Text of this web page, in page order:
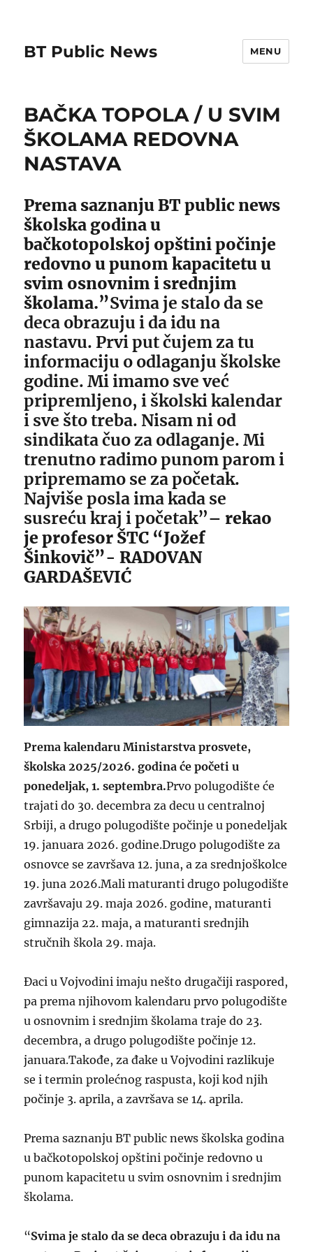
BT Public News MENU
BAČKA TOPOLA / U SVIM
ŠKOLAMA REDOVNA
NASTAVA
Prema saznanju BT public news
školska godina u
bačkotopolskoj opštini počinje
redovno u punom kapacitetu u
svim osnovnim i srednjim
školama.”Svima je stalo da se
deca obrazuju i da idu na
nastavu. Prvi put čujem za tu
informaciju o odlaganju školske
godine. Mi imamo sve već
pripremljeno, i školski kalendar
i sve što treba. Nisam ni od
sindikata čuo za odlaganje. Mi
trenutno radimo punom parom i
pripremamo se za početak.
Najviše posla ima kada se
susreću kraj i početak”– rekao
je profesor ŠTC “Jožef
Šinkovič”- RADOVAN
GARDAŠEVIĆ
Prema kalendaru Ministarstva prosvete,
školska 2025/2026. godina će početi u
ponedeljak, 1. septembra.Prvo polugodište će
trajati do 30. decembra za decu u centralnoj
Srbiji, a drugo polugodište počinje u ponedeljak
19. januara 2026. godine.Drugo polugodište za
osnovce se završava 12. juna, a za srednjoškolce
19. juna 2026.Mali maturanti drugo polugodište
završavaju 29. maja 2026. godine, maturanti
gimnazija 22. maja, a maturanti srednjih
stručnih škola 29. maja.
Đaci u Vojvodini imaju nešto drugačiji raspored,
pa prema njihovom kalendaru prvo polugodište
u osnovnim i srednjim školama traje do 23.
decembra, a drugo polugodište počinje 12.
januara.Takođe, za đake u Vojvodini razlikuje
se i termin prolećnog raspusta, koji kod njih
počinje 3. aprila, a završava se 14. aprila.
Prema saznanju BT public news školska godina
u bačkotopolskoj opštini počinje redovno u
punom kapacitetu u svim osnovnim i srednjim
školama.
“Svima je stalo da se deca obrazuju i da idu na